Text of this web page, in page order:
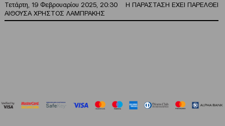
Τετάρτη, 19 Φεβρουαρίου 2025, 20:30
Η ΠΑΡΑΣΤΑΣΗ ΕΧΕΙ ΠΑΡΕΛΘΕΙ
ΑΙΘΟΥΣΑ ΧΡΗΣΤΟΣ ΛΑΜΠΡΑΚΗΣ